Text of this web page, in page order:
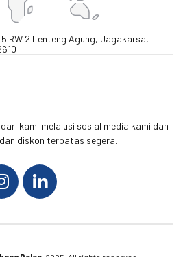
5 RW 2 Lenteng Agung, Jagakarsa,
kami melalusi sosial media kami dan
diskon terbatas segera.